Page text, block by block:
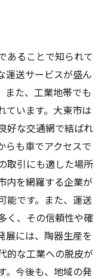
あることで知られて
運送サービスが盛ん
また、工業地帯でも
ています。大東市は
好な交通網で結ばれ
らも車でアクセスで
取引にも適した場所
内を網羅する企業が
能です。また、運送
く、その信頼性や確
展には、陶器生産を
的な工業への脱皮が
。今後も、地域の発